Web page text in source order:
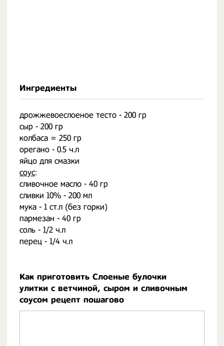
Ингредиенты
дрожжевоеслоеное тесто - 200 гр
сыр - 200 гр
колбаса = 250 гр
орегано - 0.5 ч.л
яйцо для смазки
соус:
сливочное масло - 40 гр
сливки 10% - 200 мл
мука - 1 ст.л (без горки)
пармезан - 40 гр
соль - 1/2 ч.л
перец - 1/4 ч.л
Как приготовить Слоеные булочки
улитки с ветчиной, сыром и сливочным
соусом рецепт пошагово